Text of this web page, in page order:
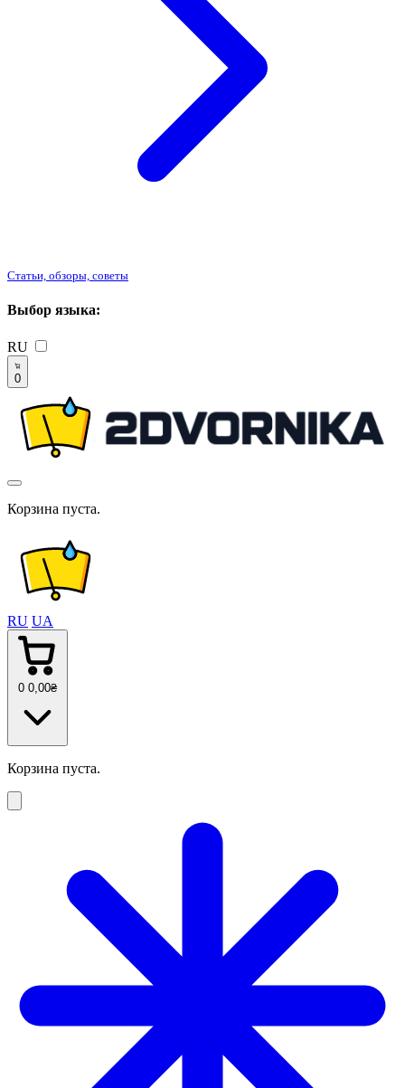
Статьи, обзоры, советы
Выбор языка:
RU
0
Корзина пуста.
RU UA
0 0 ,00₴
Корзина пуста.